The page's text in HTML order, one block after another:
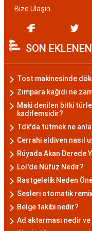
Bize Ulaşın
SON
Tost makinesinde
Zımpara kağıdı ne
Maki denilen bitki
kadifemsidir?
Tdk'da tütmek ne
Cerrahi eldiven nasıl
Rüyada Akan Derede
Lol'de Nüfuz Nedir?
Rastgelelik Neden
Sesleri otomatik
Belge takibi nedir?
Ad aktarması nedir